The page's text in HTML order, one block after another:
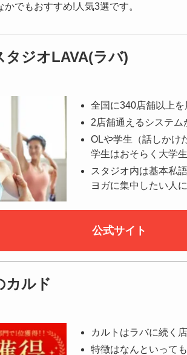
でもおすすめ!人気3選です。
ジオLAVA(ラバ)
全国に340店舗以上
2店舗通えるシステム
OLや学生（話しかけ
学生はおそらく大学
スタジオ内は基本私
ヨガに集中したい人
公式サイト
カルド
カルトはラバに続く
特徴はなんといって